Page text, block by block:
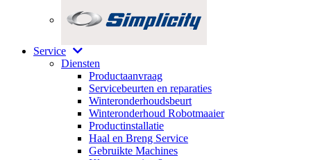
Service
Diensten
Productaanvraag
Servicebeurten en reparaties
Winteronderhoudsbeurt
Winteronderhoud Robotmaaier
Productinstallatie
Haal en Breng Service
Gebruikte Machines